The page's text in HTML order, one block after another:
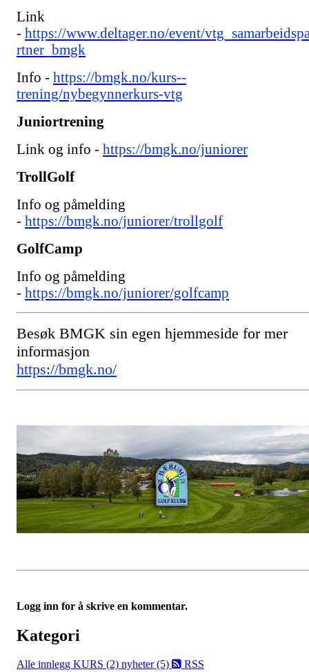
Link
- https://www.deltager.no/event/
rtner_bmgk
Info - https://bmgk.no/kurs--
trening/nybegynnerkurs-vtg
Juniortrening
Link og info - https://bmgk.no/juniorer
TrollGolf
Info og påmelding
- https://bmgk.no/juniorer/trollgolf
GolfCamp
Info og påmelding
- https://bmgk.no/juniorer/golfcamp
Besøk BMGK sin egen hjemmeside for mer
informasjon
https://bmgk.no/
Logg inn for å skrive en kommentar.
Kategori
Alle innlegg KURS (2) nyheter (5) RSS